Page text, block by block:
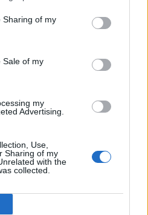
Sharing of my
Sale of my
my
Advertising.
Use,
Sharing of my
with the
collected.
bozontos kiskutyát. Csodálták
akkor is gondoskodtak róla, ha
embernek fogadott
sírját, mígnem 1872-ben ő
közelében temették el,
köztük a legnagyobb
RSPCA elnökasszonyát is.
egy szobor felállítását,
helyet.Az emlékművet William
majd 1873 novemberében avatták
nélkül a ferences rendi templom
Edinburgh híres utcájában,
a mai napig gazdája